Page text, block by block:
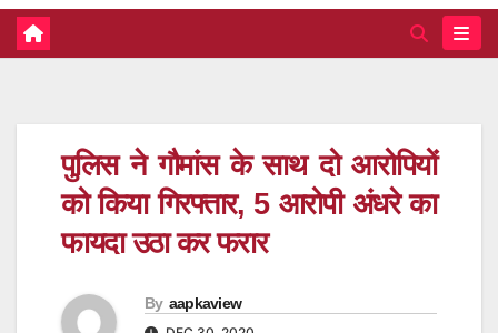
पुलिस ने गौमांस के साथ दो आरोपियों
को किया गिरफ्तार, 5 आरोपी अंधरे का
फायदा उठा कर फरार
By aapkaview